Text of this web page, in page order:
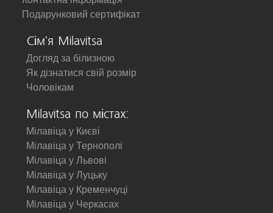
Подарунковий сертифікат
Сім'я Milavitsa
Догляд за білизною
Як дізнатися свій розмір
Чоловікам
Milavitsa по містах:
Мілавіца у Києві
Мілавіца у Тернополі
Мілавіца у Львові
Мілавіца у Луцьку
Мілавіца у Кременчуці
Мілавіца у Черкасах